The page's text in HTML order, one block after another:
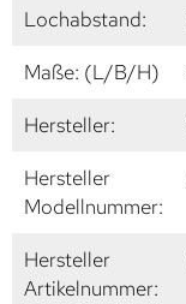
Lochabstand:
Maße: (L/B/H)
Hersteller:
Hersteller
Modellnummer:
Hersteller
Artikelnummer: